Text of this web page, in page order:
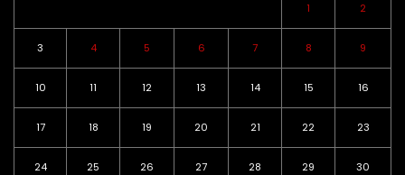
1 2
3 4 5 6 7 8 9
10 11 12 13 14 15 16
17 18 19 20 21 22 23
24 25 26 27 28 29 30